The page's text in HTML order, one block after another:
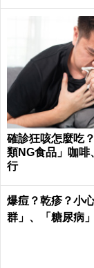
確診狂咳怎麼吃
類NG食品」咖啡
行
爆痘？乾疹？小
群」、「糖尿病